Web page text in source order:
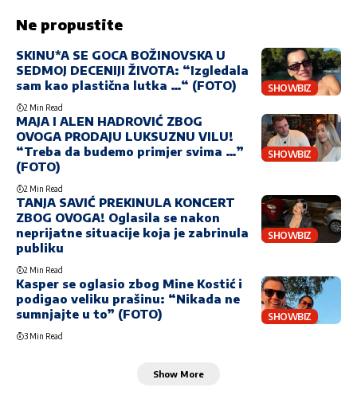
Ne propustite
SHOWBIZ
SKINU*A SE GOCA BOŽINOVSKA U
SEDMOJ DECENIJI ŽIVOTA: “Izgledala
sam kao plastična lutka …“ (FOTO)
2 Min Read
SHOWBIZ
MAJA I ALEN HADROVIĆ ZBOG
OVOGA PRODAJU LUKSUZNU VILU!
“Treba da budemo primjer svima …”
(FOTO)
2 Min Read
SHOWBIZ
TANJA SAVIĆ PREKINULA KONCERT
ZBOG OVOGA! Oglasila se nakon
neprijatne situacije koja je zabrinula
publiku
2 Min Read
SHOWBIZ
Kasper se oglasio zbog Mine Kostić i
podigao veliku prašinu: “Nikada ne
sumnjajte u to” (FOTO)
3 Min Read
Show More